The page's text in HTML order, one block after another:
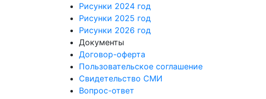
Рисунки 2024 год
Рисунки 2025 год
Рисунки 2026 год
Документы
Договор-оферта
Пользовательское соглашение
Свидетельство СМИ
Вопрос-ответ